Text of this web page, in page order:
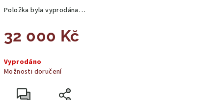
Položka byla vyprodána…
32 000 Kč
cena:
Vyprodáno
Možnosti doručení